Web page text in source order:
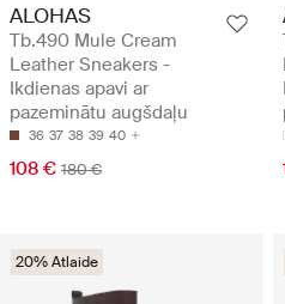
ALOHAS
Tb.490 Mule Cream
Leather Sneakers -
Ikdienas apavi ar
pazeminātu augšdaļu
36 37 38 39 40
108 € 180 €
20% Atlaide